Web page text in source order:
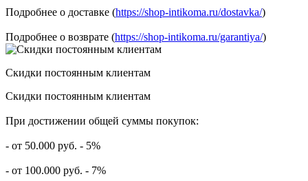
Подробнее о доставке (https://shop-intikoma.ru/dostavka/)
Подробнее о возврате (https://shop-intikoma.ru/garantiya/)
Скидки постоянным клиентам
Скидки постоянным клиентам
При достижении общей суммы покупок:
- от 50.000 руб. - 5%
- от 100.000 руб. - 7%